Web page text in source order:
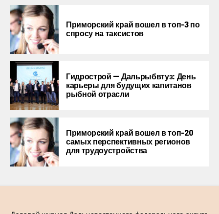
Приморский край вошел в топ-3 по
спросу на таксистов
Гидрострой — Дальрыбвтуз: День
карьеры для будущих капитанов
рыбной отрасли
Приморcкий край вошел в топ-20
самых перспективных регионов
для трудоустройства